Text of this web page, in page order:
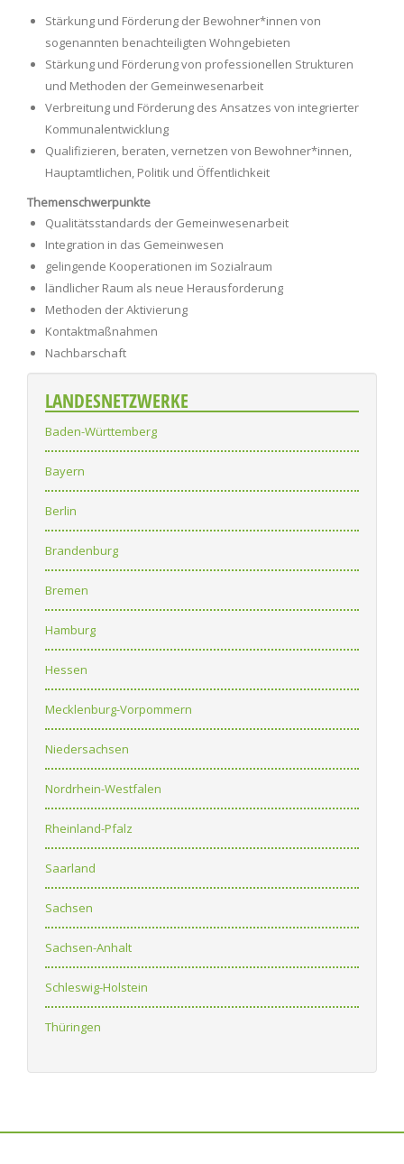
Stärkung und Förderung der Bewohner*innen von
sogenannten benachteiligten Wohngebieten
Stärkung und Förderung von professionellen Strukturen
und Methoden der Gemeinwesenarbeit
Verbreitung und Förderung des Ansatzes von integrierter
Kommunalentwicklung
Qualifizieren, beraten, vernetzen von Bewohner*innen,
Hauptamtlichen, Politik und Öffentlichkeit
Themenschwerpunkte
Qualitätsstandards der Gemeinwesenarbeit
Integration in das Gemeinwesen
gelingende Kooperationen im Sozialraum
ländlicher Raum als neue Herausforderung
Methoden der Aktivierung
Kontaktmaßnahmen
Nachbarschaft
LANDESNETZWERKE
Baden-Württemberg
Bayern
Berlin
Brandenburg
Bremen
Hamburg
Hessen
Mecklenburg-Vorpommern
Niedersachsen
Nordrhein-Westfalen
Rheinland-Pfalz
Saarland
Sachsen
Sachsen-Anhalt
Schleswig-Holstein
Thüringen